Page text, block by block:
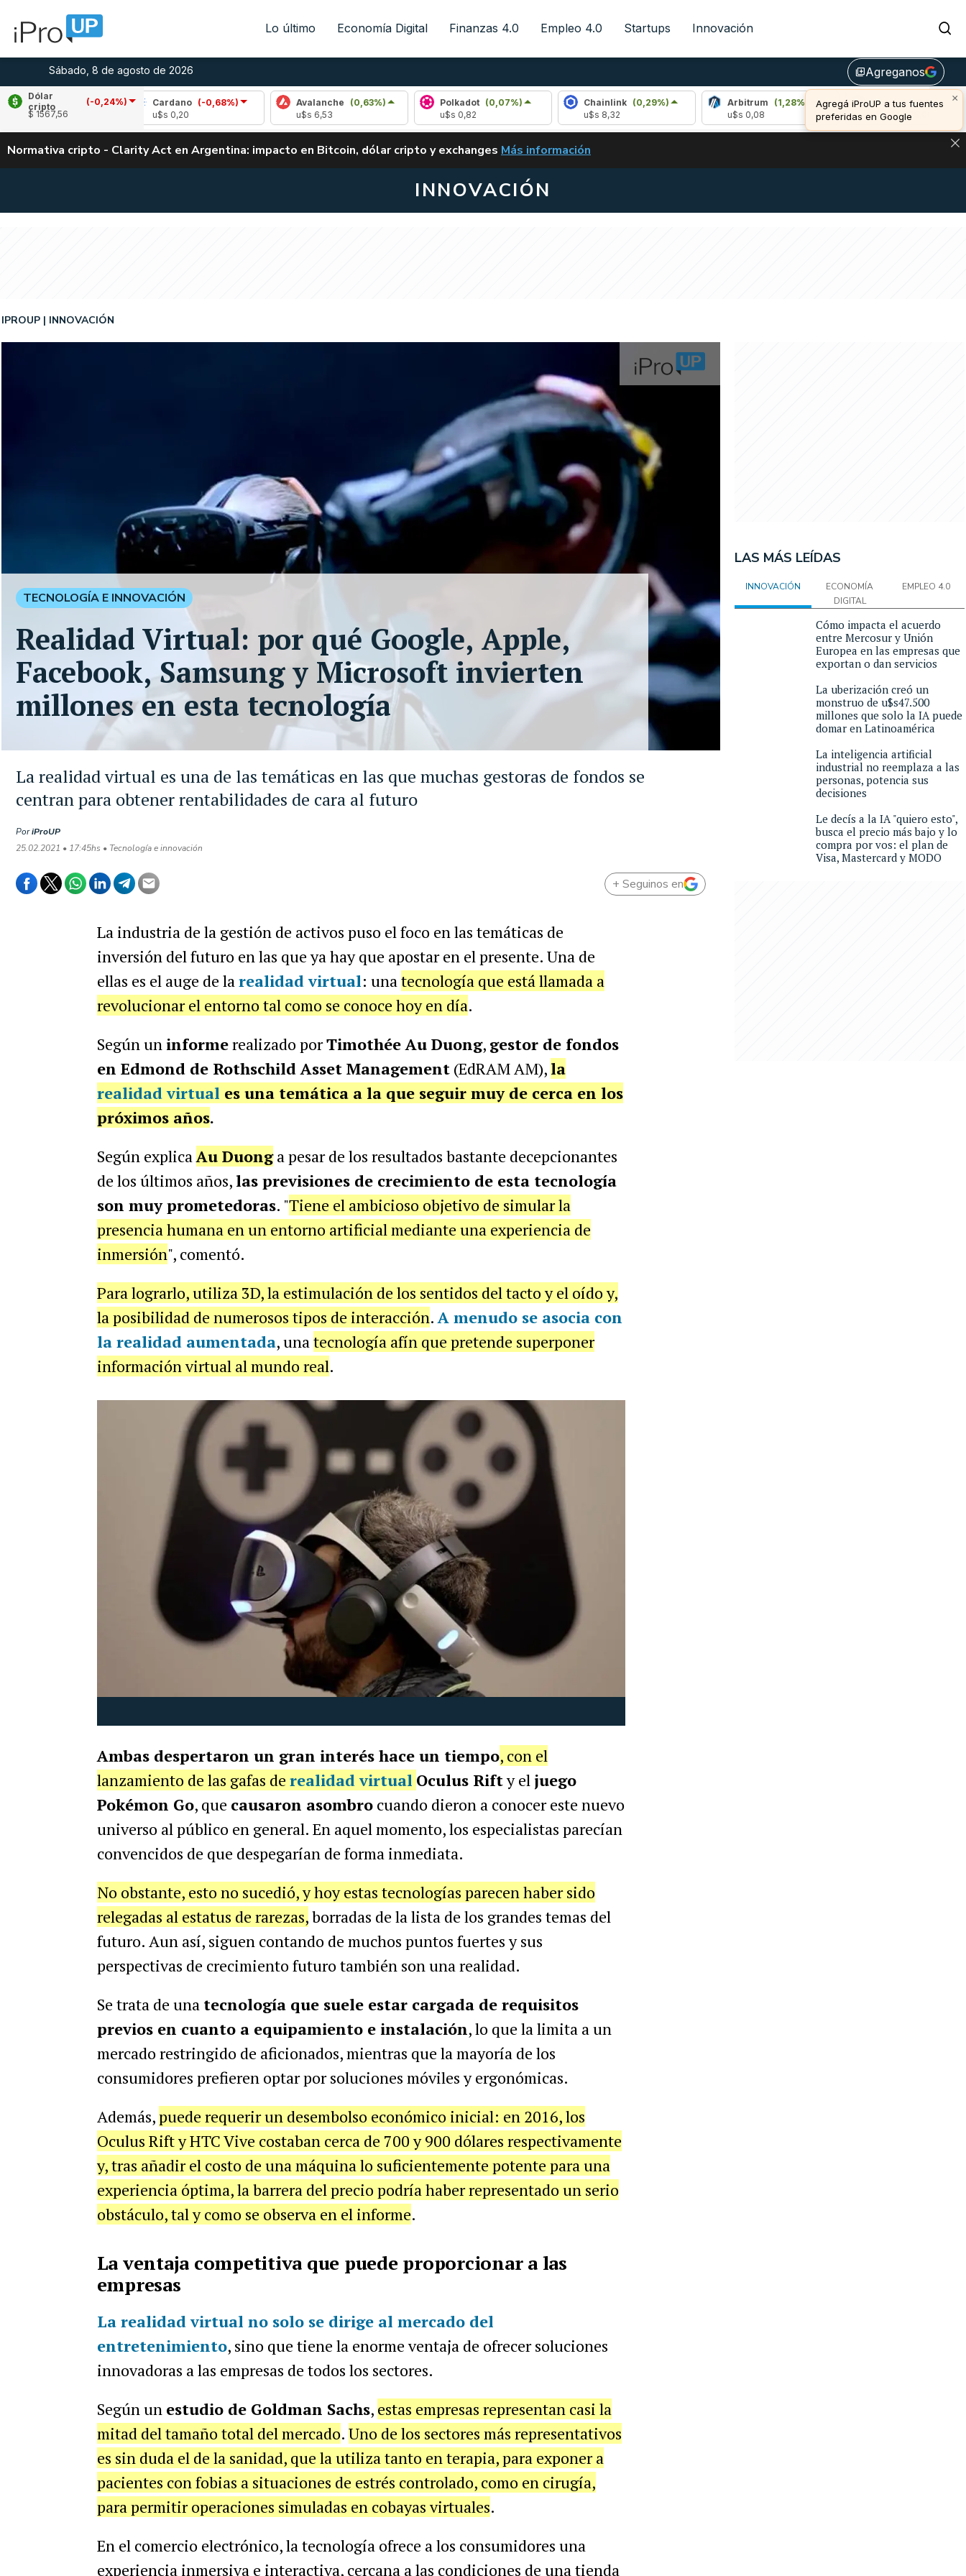
Lo último Economía Digital Finanzas 4.0 Empleo 4.0 Startups Innovación
Sábado, 8 de agosto de 2026 library_addAgreganos
×
Agregá iProUP a tus fuentes
preferidas en Google
Dólar
cripto
(-0,24%)
$ 1567,56
Cardano
(-0,68%)
Avalanche (0,63%)
Polkadot
(0,07%)
Chainlink
(0,29%)
Arbitrum
(1,28%)
Bitcoin (-0,22%)
u$s 64.995,00
Normativa cripto - Clarity Act en Argentina: impacto en Bitcoin, dólar cripto y exchanges CLARITY ACT EN ARGENTINA: IMPACTO EN BITCOIN, DÓLAR CRIPTO Y EXCHANGES
Más información
INNOVACIÓN
La realidad virtual es una de las temáticas en las que muchas gestoras de fondos se
centran para obtener rentabilidades de cara al futuro
IPROUP INNOVACIÓN
PoriProUP
25.02.2021 • 17:45hs • Tecnología e innovación
TECNOLOGÍA E INNOVACIÓN
Realidad Virtual: por qué Google, Apple,
Facebook, Samsung y Microsoft invierten
millones en esta tecnología
+ Seguinos en
La industria de la gestión de activos puso el foco en las temáticas de
inversión del futuro en las que ya hay que apostar en el presente. Una de
ellas es el auge de larealidad virtual: unatecnología que está llamada a
revolucionar el entorno tal como se conoce hoy en día.
Según un informerealizado porTimothée Au Duong, gestor de fondos
en Edmond de Rothschild Asset Management(EdRAM AM),la
realidad virtual es una temática a la que seguir muy de cerca en los
próximos años.
Según explicaAu Duonga pesar de los resultados bastante decepcionantes
de los últimos años,las previsiones de crecimiento de esta tecnología
son muy prometedoras. "Tiene el ambicioso objetivo de simular la
presencia humana en un entorno artificial mediante una experiencia de
inmersión", comentó.
Para lograrlo, utiliza 3D, la estimulación de los sentidos del tacto y el oído y,
la posibilidad de numerosos tipos de interacción.A menudo se asocia con
la realidad aumentada, unatecnología afín que pretende superponer
información virtual al mundo real.
Ambas despertaron un gran interés hace un tiempo, con el
lanzamiento de las gafas de realidad virtual Oculus Rifty el juego
Pokémon Go, que causaron asombrocuando dieron a conocer este nuevo
universo al público en general. En aquel momento, los especialistas parecían
convencidos de que despegarían de forma inmediata.
No obstante, esto no sucedió, y hoy estas tecnologías parecen haber sido
relegadas al estatus de rarezas,borradas de la lista de los grandes temas del
futuro. Aun así, siguen contando de muchos puntos fuertes y sus
perspectivas de crecimiento futuro también son una realidad.
Se trata de una tecnología que suele estar cargada de requisitos
previos en cuanto a equipamiento e instalación, lo que la limita a un
mercado restringido de aficionados, mientras que la mayoría de los
consumidores prefieren optar por soluciones móviles y ergonómicas.
Además,puede requerir un desembolso económico inicial: en 2016, los
Oculus Rift y HTC Vive costaban cerca de 700 y 900 dólares respectivamente
y, tras añadir el costo de una máquina lo suficientemente potente para una
experiencia óptima, la barrera del precio podría haber representado un serio
obstáculo, tal y como se observa en el informe.
La ventaja competitiva que puede proporcionar a las
empresas
La realidad virtual no solo se dirige al mercado del
entretenimiento, sino que tiene la enorme ventaja de ofrecer soluciones
innovadoras a las empresas de todos los sectores.
Según un estudio de Goldman Sachs, estas empresas representan casi la
mitad del tamaño total del mercado. Uno de los sectores más representativos
es sin duda el de la sanidad, que la utiliza tanto en terapia, para exponer a
pacientes con fobias a situaciones de estrés controlado, como en cirugía,
para permitir operaciones simuladas en cobayas virtuales.
En el comercio electrónico, la tecnología ofrece a los consumidores una
experiencia inmersiva e interactiva, cercana a las condiciones de una tienda
LAS MÁS LEÍDAS
INNOVACIÓN
ECONOMÍA
DIGITAL
EMPLEO 4.0
Cómo impacta el acuerdo
entre Mercosur y Unión
Europea en las empresas que
exportan o dan servicios
La uberización creó un
monstruo de u$s47.500
millones que solo la IA puede
domar en Latinoamérica
La inteligencia artificial
industrial no reemplaza a las
personas, potencia sus
decisiones
Le decís a la IA "quiero esto",
busca el precio más bajo y lo
compra por vos: el plan de
Visa, Mastercard y MODO